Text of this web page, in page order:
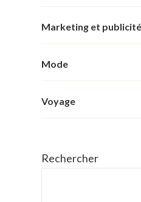
Marketing et publicité
Mode
Voyage
Rechercher